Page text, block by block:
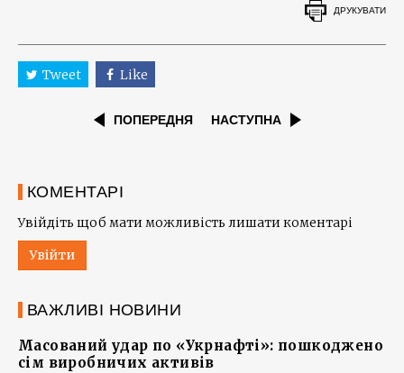
ДРУКУВАТИ
Tweet Like
ПОПЕРЕДНЯ НАСТУПНА
КОМЕНТАРІ
Увійдіть щоб мати можливість лишати коментарі
Увійти
ВАЖЛИВІ НОВИНИ
Масований удар по «Укрнафті»: пошкоджено
сім виробничих активів